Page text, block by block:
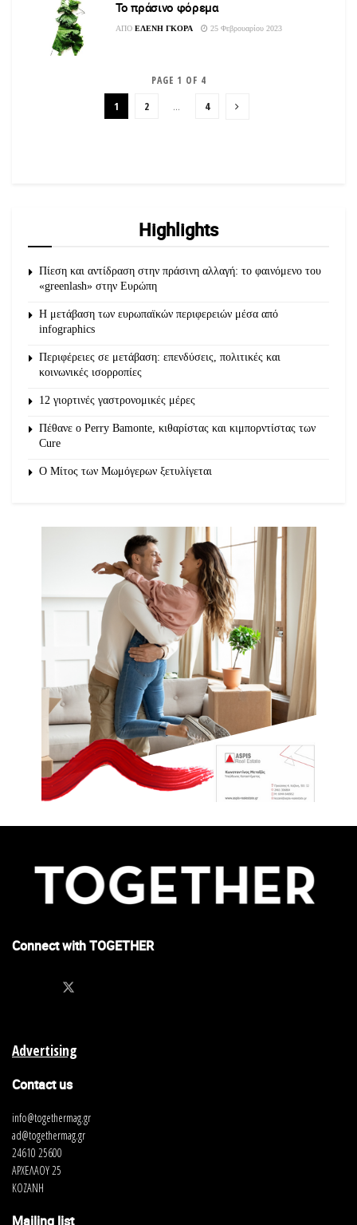
Το πράσινο φόρεμα
ΑΠΟ ΕΛΕΝΗ ΓΚΟΡΑ 25 Φεβρουαρίου 2023
PAGE 1 OF 4
1 2 … 4
Highlights
Πίεση και αντίδραση στην πράσινη αλλαγή: το φαινόμενο του
«greenlash» στην Ευρώπη
Η μετάβαση των ευρωπαϊκών περιφερειών μέσα από
infographics
Περιφέρειες σε μετάβαση: επενδύσεις, πολιτικές και
κοινωνικές ισορροπίες
12 γιορτινές γαστρονομικές μέρες
Πέθανε ο Perry Bamonte, κιθαρίστας και κιμπορντίστας των
Cure
O Μίτος των Μωμόγερων ξετυλίγεται
Connect with TOGETHER
Advertising
Contact us
info@togethermag.gr
ad@togethermag.gr
24610 25600
ΑΡΧΕΛΑΟΥ 25
ΚΟΖΑΝΗ
Mailing list